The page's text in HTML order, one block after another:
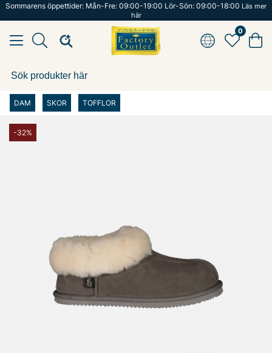
Sommarens öppettider: Mån-Fre: 09:00-19:00 Lör-Sön: 09:00-18:00 Läs mer
här
0
DAM SKOR TOFFLOR
-32%